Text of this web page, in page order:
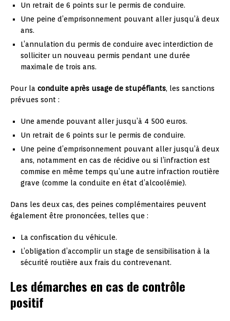
Un retrait de 6 points sur le permis de conduire.
Une peine d’emprisonnement pouvant aller jusqu’à deux
ans.
L’annulation du permis de conduire avec interdiction de
solliciter un nouveau permis pendant une durée
maximale de trois ans.
Pour la conduite après usage de stupéfiants, les sanctions
prévues sont :
Une amende pouvant aller jusqu’à 4 500 euros.
Un retrait de 6 points sur le permis de conduire.
Une peine d’emprisonnement pouvant aller jusqu’à deux
ans, notamment en cas de récidive ou si l’infraction est
commise en même temps qu’une autre infraction routière
grave (comme la conduite en état d’alcoolémie).
Dans les deux cas, des peines complémentaires peuvent
également être prononcées, telles que :
La confiscation du véhicule.
L’obligation d’accomplir un stage de sensibilisation à la
sécurité routière aux frais du contrevenant.
Les démarches en cas de contrôle
positif